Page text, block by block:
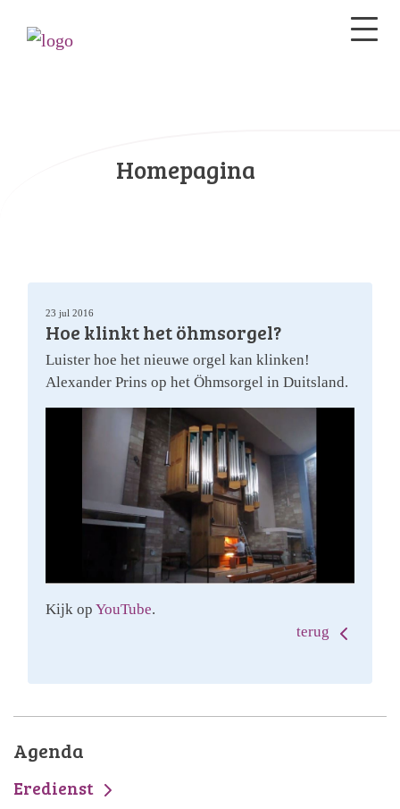
Homepagina
23 jul 2016
Hoe klinkt het öhmsorgel?
Luister hoe het nieuwe orgel kan klinken!
Alexander Prins op het Öhmsorgel in Duitsland.
Kijk op YouTube.
terug
Agenda
Eredienst